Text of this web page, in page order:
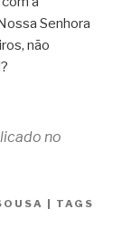
Senhora
não
no
TAGS